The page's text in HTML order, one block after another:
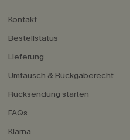
Kontakt
Bestellstatus
Lieferung
Umtausch & Rückgaberecht
Rücksendung starten
FAQs
Klarna